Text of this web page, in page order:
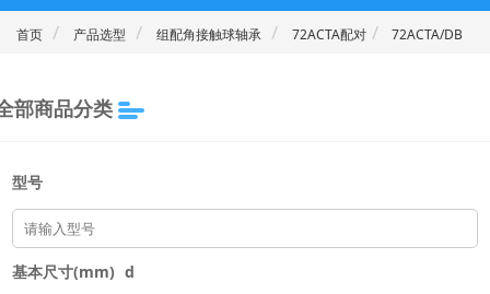
首页 产品选型 组配角接触球轴承 72ACTA配对 72ACTA/DB
部商品分类
型号
基本尺寸(mm) d